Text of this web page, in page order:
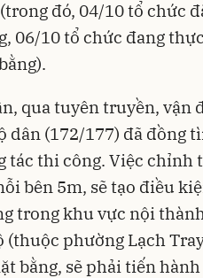
đó, 04/10 tổ chức
06/10 tổ chức đang
qua tuyên truyền, vận
dân (172/177) đã đồng
tác thi công. Việc chỉnh
bên 5m, sẽ tạo điều
trong khu vực nội
(thuộc phường Lạch
bằng, sẽ phải tiến